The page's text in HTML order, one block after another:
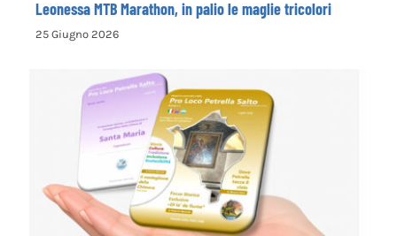
Leonessa MTB Marathon, in palio le maglie tricolori
la Pro Loco di Petrella Salto presenta il
nuovo opuscolo dedicato alla